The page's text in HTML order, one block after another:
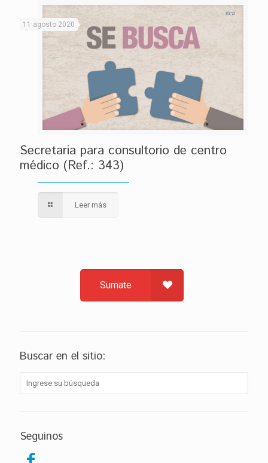
11 agosto 2020
Secretaria para consultorio de centro
médico (Ref.: 343)
Leer más
Sumate
Buscar en el sitio:
Seguinos